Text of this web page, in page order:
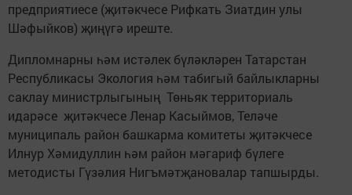
предприятиесе (җитәкчесе Рифкать Зиатдин улы
Шәфыйков) җиңүгә иреште.
Дипломнарны һәм истәлек бүләкләрен Татарстан
Республикасы Экология һәм табигый байлыкларны
саклау министрлыгының Төньяк территориаль
идарәсе җитәкчесе Ленар Касыймов, Теләче
муниципаль район башкарма комитеты җитәкчесе
Илнур Хәмидуллин һәм район мәгариф бүлеге
методисты Гүзәлия Нигъмәтҗановалар тапшырды.